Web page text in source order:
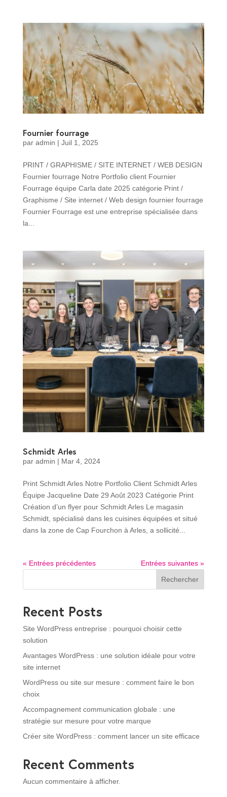
Fournier fourrage
par admin | Juil 1, 2025
PRINT / GRAPHISME / SITE INTERNET / WEB DESIGN
Fournier fourrage Notre Portfolio client Fournier
Fourrage équipe Carla date 2025 catégorie Print /
Graphisme / Site internet / Web design fournier fourrage
Fournier Fourrage est une entreprise spécialisée dans
la...
Schmidt Arles
par admin | Mar 4, 2024
Print Schmidt Arles Notre Portfolio Client Schmidt Arles
Équipe Jacqueline Date 29 Août 2023 Catégorie Print
Création d’un flyer pour Schmidt Arles Le magasin
Schmidt, spécialisé dans les cuisines équipées et situé
dans la zone de Cap Fourchon à Arles, a sollicité...
« Entrées précédentes
Entrées suivantes »
Rechercher
Recent Posts
Site WordPress entreprise : pourquoi choisir cette
solution
Avantages WordPress : une solution idéale pour votre
site internet
WordPress ou site sur mesure : comment faire le bon
choix
Accompagnement communication globale : une
stratégie sur mesure pour votre marque
Créer site WordPress : comment lancer un site efficace
Recent Comments
Aucun commentaire à afficher.